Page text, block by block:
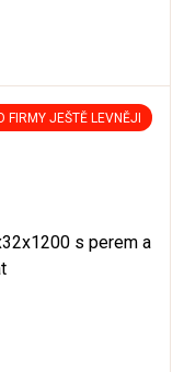
FIRMY JEŠTĚ LEVNĚJI